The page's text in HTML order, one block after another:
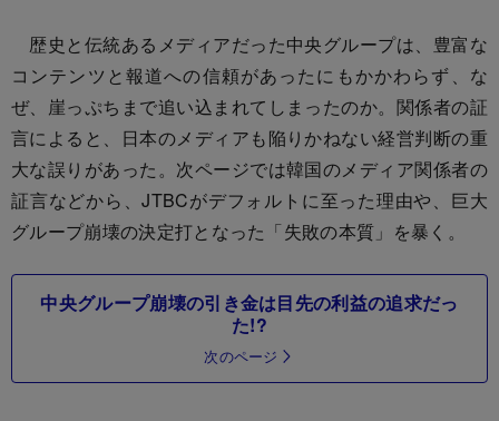
歴史と伝統あるメディアだった中央グループは、豊富な
コンテンツと報道への信頼があったにもかかわらず、な
ぜ、崖っぷちまで追い込まれてしまったのか。関係者の証
言によると、日本のメディアも陥りかねない経営判断の重
大な誤りがあった。次ページでは韓国のメディア関係者の
証言などから、JTBCがデフォルトに至った理由や、巨大
グループ崩壊の決定打となった「失敗の本質」を暴く。
中央グループ崩壊の引き金は目先の利益の追求だっ
た!?
次のページ